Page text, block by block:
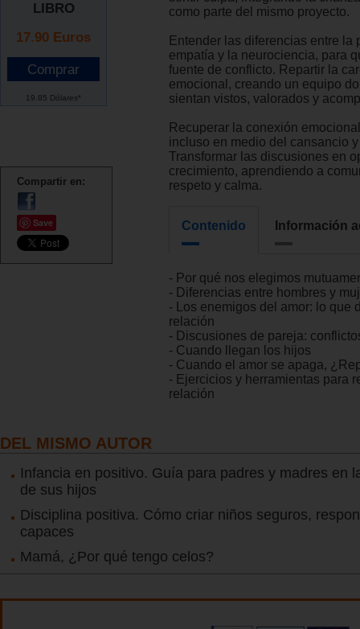
LIBRO
17.90 Euros
19.85 Dólares*
Compartir en:
Save
como parte del mismo proyecto.
Entender las diferencias entre la
empatía y la neurociencia, para
fuente de conflicto. Repartir la
emocional, creando un equipo
sientan vistos, valorados y
Recuperar la conexión
incluso en medio del cansancio
Transformar las discusiones en
crecimiento, aprendiendo a
respeto y calma.
Contenido Información
- Por qué nos elegimos
- Diferencias entre hombres y
- Los enemigos del amor: lo que
relación
- Discusiones de pareja:
- Cuando llegan los hijos
- Cuando el amor se apaga,
- Ejercicios y herramientas para
relación
DEL MISMO AUTOR
Infancia en positivo. Guía para padres y madres en
de sus hijos
Disciplina positiva. Cómo criar niños seguros,
capaces
Mamá, ¿Por qué tengo celos?